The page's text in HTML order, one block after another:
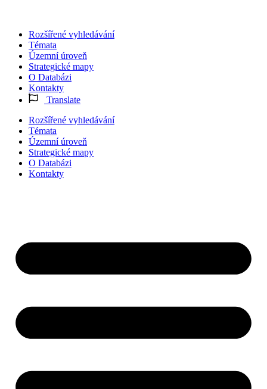
Rozšířené vyhledávání
Témata
Územní úroveň
Strategické mapy
O Databázi
Kontakty
Translate
Rozšířené vyhledávání
Témata
Územní úroveň
Strategické mapy
O Databázi
Kontakty